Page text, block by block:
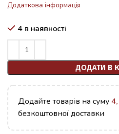
Додаткова інформація
4 в наявності
ДОДАТИ В
Додайте товарів на суму
безкоштовної доставки